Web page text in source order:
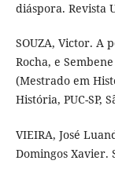
diáspora. Revista
SOUZA, Victor. A
Rocha, e
(Mestrado em
História, PUC-SP,
VIEIRA, José
Domingos Xavier.